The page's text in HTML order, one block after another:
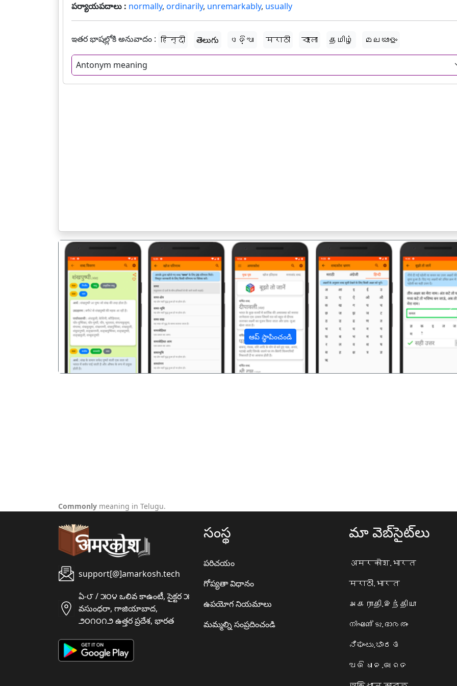
పర్యాయపదాలు : normally, ordinarily, unremarkably, usually
ఇతర భాషల్లోకి అనువాదం : हिन्दी తెలుగు ଓଡ଼ିଆ मराठी বাংলা தமிழ் മലയാളം
Antonym meaning
ఆప్ స్థాపించండి
पिछला
Commonly meaning in Telugu.
support[@]amarkosh.tech
ఏ-౮ / ౫౦౪ ఒలివ కాఉంటీ, సైక్టర ౫
వసుంధరా, గాజియాబాద,
౨౦౧౦౧౨ ఉత్తర ప్రదేశ, భారత
సంస్థ
పరిచయం
గోప్యతా విధానం
ఉపయోగ నియమాలు
మమ్మల్ని సంప్రదించండి
మా వెబ్‌సైట్‌లు
अमरकोश.भारत
मराठी.भारत
அகராதி.இந்தியா
നിഘണ്ടു.ഭാരതം
ನಿಘಂಟು.ಭಾರತ
ଅଭିଧାନ.ଭାରତ